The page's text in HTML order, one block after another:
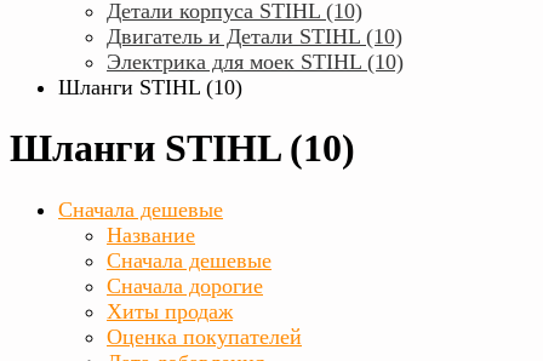
Детали корпуса STIHL (10)
Двигатель и Детали STIHL (10)
Электрика для моек STIHL (10)
Шланги STIHL (10)
Шланги STIHL (10)
Сначала дешевые
Название
Сначала дешевые
Сначала дорогие
Хиты продаж
Оценка покупателей